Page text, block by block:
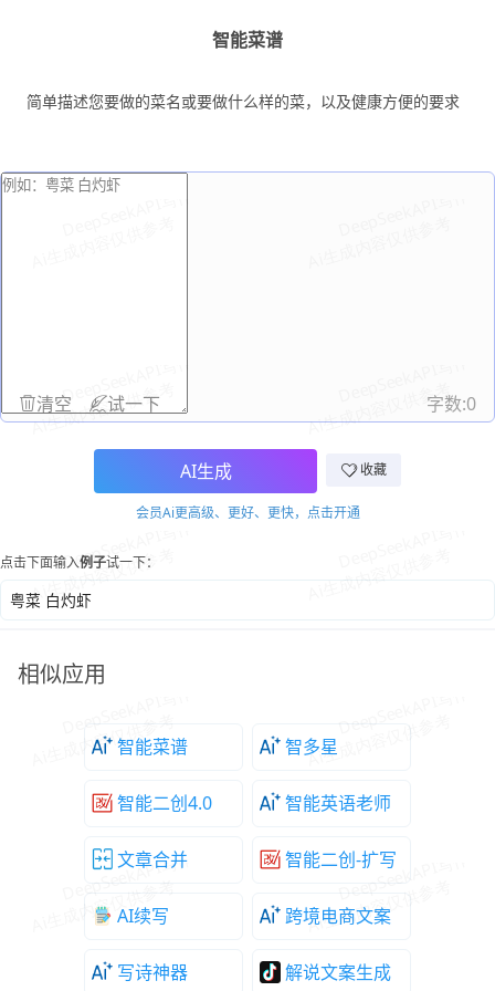
智能菜谱
简单描述您要做的菜名或要做什么样的菜，以及健康方便的要求
清空 试一下 字数:0
AI生成 收藏
会员Ai更高级、更好、更快，点击开通
点击下面输入例子试一下：
粤菜 白灼虾
相似应用
智能菜谱 智多星
智能二创4.0 智能英语老师
文章合并 智能二创-扩写
AI续写 跨境电商文案
写诗神器 解说文案生成